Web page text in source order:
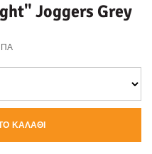
Joggers Grey
ΚΑΛΆΘΙ